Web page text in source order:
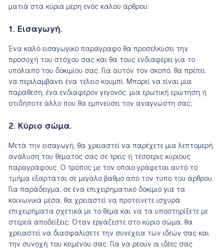
ματιά στα κύρια μέρη ενός καλού άρθρου:
1. Εισαγωγή.
Ένα καλό εισαγωγικό παράγραφο θα προσελκύσει την
προσοχή του στόχου σας και θα τους ενδιαφέρει για το
υπόλοιπο του δοκιμίου σας. Για αυτόν τον σκοπό, θα πρέπει
να περιλαμβάνει ένα τέλειο κουμπί. Μπορεί να είναι μια
παράθεση, ένα ενδιαφέρον γεγονός, μια ερωτική ερώτηση ή
οτιδήποτε άλλο που θα εμπνεύσει τον αναγνώστη σας;
2. Κύριο σώμα.
Μετά την εισαγωγή, θα χρειαστεί να παρέχετε μια λεπτομερή
ανάλυση του θέματος σας σε τρεις ή τέσσερις κύριους
παραγράφους. Ο τρόπος με τον οποίο γράφεται αυτό το
τμήμα εξαρτάται σε μεγάλο βαθμό από τον τύπο του άρθρου.
Για παράδειγμα, σε ένα επιχειρηματικό δοκίμιο για τα
κοινωνικά μέσα, θα χρειαστεί να προτείνετε ισχυρά
επιχειρήματα σχετικά με το θέμα και να τα υποστηρίξετε με
στερεά αποδείξεις. Όταν εργάζεστε στο κύριο σώμα, θα
χρειαστεί να διασφαλίσετε την συνέχεια των ιδεών σας και
την συνοχή του κειμένου σας. Για να ρέουν οι ιδέες σας